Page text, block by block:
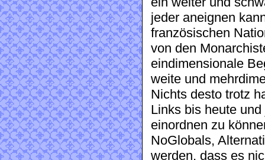
jeder aneignen
französischen
von den
eindimensionale
weite und
Nichts desto trotz
Links bis heute
einordnen zu
NoGlobals,
werden, dass es